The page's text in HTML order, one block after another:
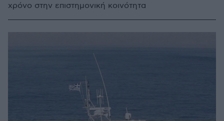
χρόνο στην επιστημονική κοινότητα